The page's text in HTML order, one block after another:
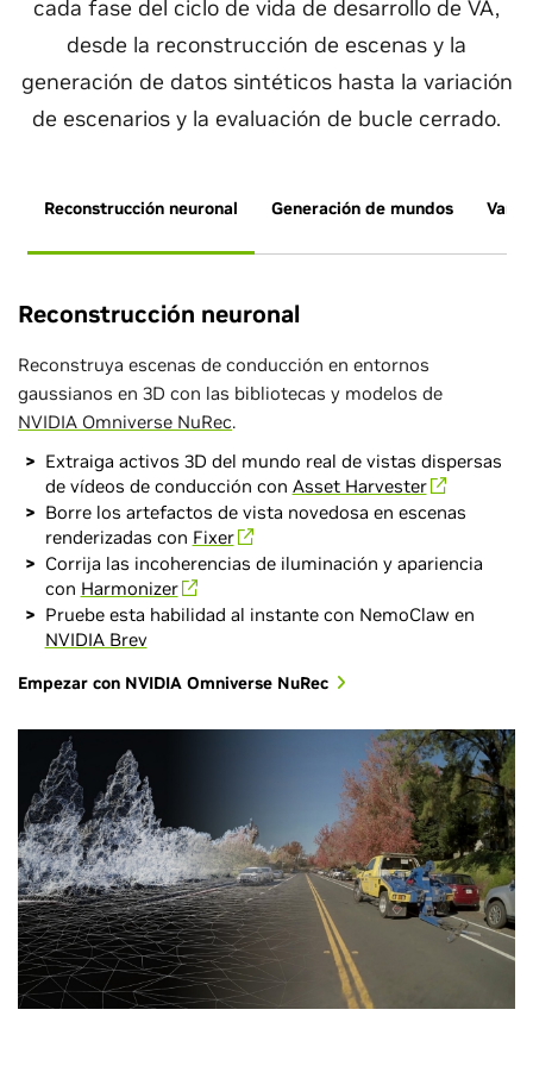
cada fase del ciclo de vida de desarrollo de VA,
desde la reconstrucción de escenas y la
generación de datos sintéticos hasta la variación
de escenarios y la evaluación de bucle cerrado.
Reconstrucción neuronal Generación de mundos
Reconstrucción neuronal
Reconstruya escenas de conducción en entornos
gaussianos en 3D con las bibliotecas y modelos de
NVIDIA Omniverse NuRec.
Extraiga activos 3D del mundo real de vistas dispersas
de vídeos de conducción con Asset Harvester
Borre los artefactos de vista novedosa en escenas
renderizadas con Fixer
Corrija las incoherencias de iluminación y apariencia
con Harmonizer
Pruebe esta habilidad al instante con NemoClaw en
NVIDIA Brev
Empezar con NVIDIA Omniverse NuRec